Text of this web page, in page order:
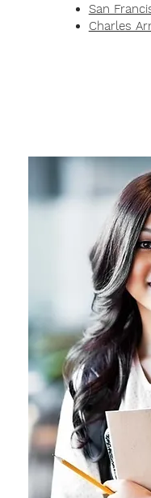
San
Charles